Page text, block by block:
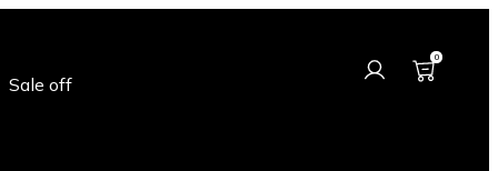
0
Sale off